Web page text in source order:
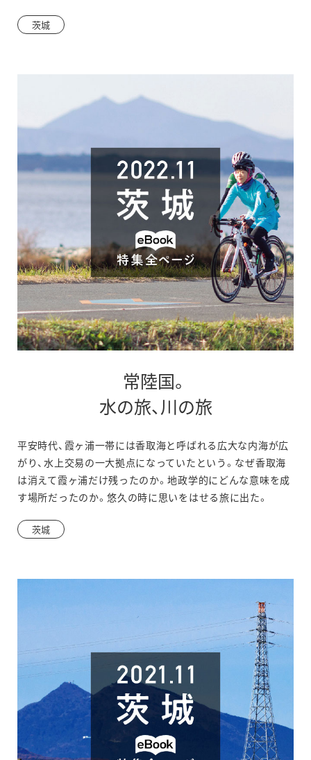
ま
す
茨城
常陸国。
水の旅、川の旅別
ィ
ン
ド
開
ま
平安時代、霞ヶ浦一帯には香取海と呼ばれる広大な内海が広
がり、水上交易の一大拠点になっていたという。なぜ香取海
は消えて霞ヶ浦だけ残ったのか。地政学的にどんな意味を成
す場所だったのか。悠久の時に思いをはせる旅に出た。
茨城